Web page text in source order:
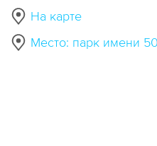
На карте
Место: парк имени